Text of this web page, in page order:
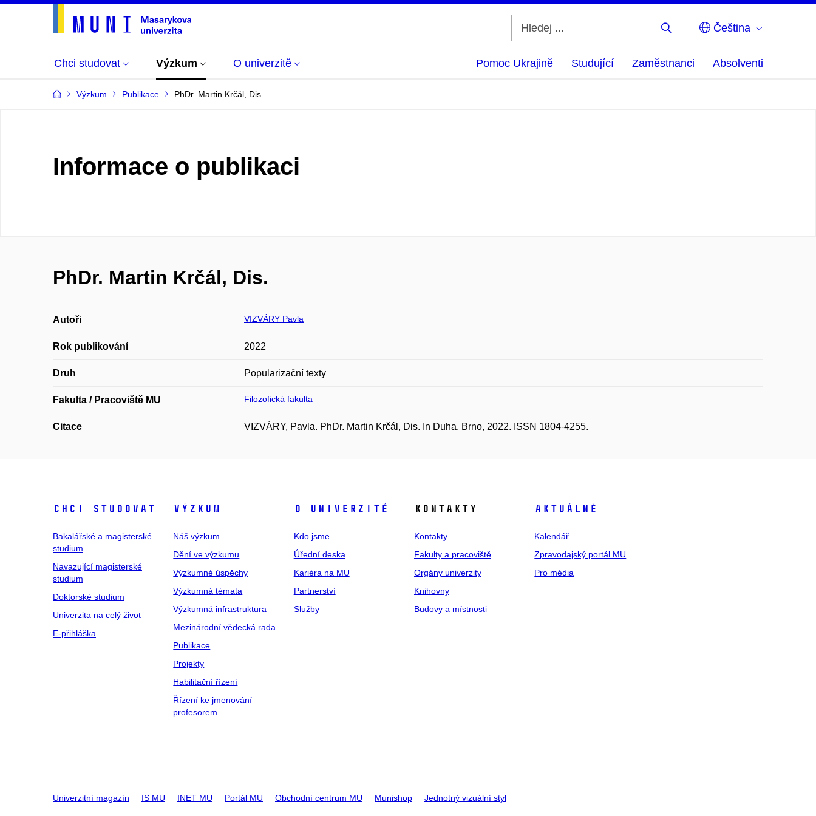
Čeština
Chci studovat Výzkum O univerzitě Pomoc Ukrajině Studující Zaměstnanci Absolventi
Výzkum Publikace PhDr. Martin Krčál, Dis.
Informace o publikaci
PhDr. Martin Krčál, Dis.
Autoři VIZVÁRY Pavla
Rok publikování 2022
Druh Popularizační texty
Fakulta / Pracoviště MU Filozofická fakulta
Citace VIZVÁRY, Pavla. PhDr. Martin Krčál, Dis. In Duha. Brno, 2022. ISSN 1804-4255.
Chci studovat
Bakalářské a magisterské
studium
Navazující magisterské
studium
Doktorské studium
Univerzita na celý život
E-přihláška
Výzkum
Náš výzkum
Dění ve výzkumu
Výzkumné úspěchy
Výzkumná témata
Výzkumná infrastruktura
Mezinárodní vědecká rada
Publikace
Projekty
Habilitační řízení
Řízení ke jmenování
profesorem
O univerzitě
Kdo jsme
Úřední deska
Kariéra na MU
Partnerství
Služby
Kontakty
Kontakty
Fakulty a pracoviště
Orgány univerzity
Knihovny
Budovy a místnosti
Aktuálně
Kalendář
Zpravodajský portál MU
Pro média
Univerzitní magazín IS MU INET MU Portál MU Obchodní centrum MU Munishop Jednotný vizuální styl